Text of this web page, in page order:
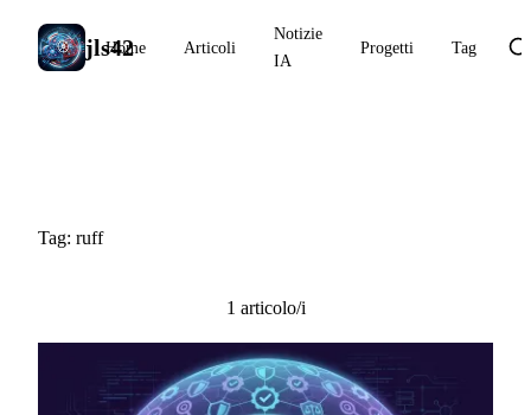
jls42
Home Articoli
Notizie
IA
Progetti Tag
Tag: ruff
1 articolo/i